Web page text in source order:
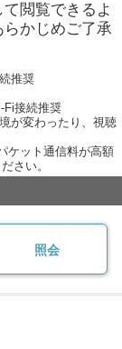
閲覧できるよ
かじめご了承
推奨
Fi接続推奨
が変わったり、視聴
ケット通信料が高額
さい。
照会